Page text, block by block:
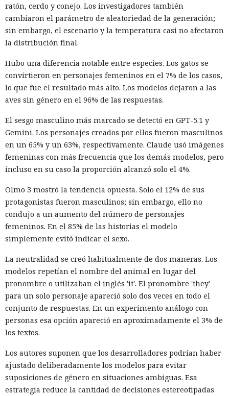
ratón, cerdo y conejo. Los investigadores también
cambiaron el parámetro de aleatoriedad de la generación;
sin embargo, el escenario y la temperatura casi no afectaron
la distribución final.
Hubo una diferencia notable entre especies. Los gatos se
convirtieron en personajes femeninos en el 7% de los casos,
lo que fue el resultado más alto. Los modelos dejaron a las
aves sin género en el 96% de las respuestas.
El sesgo masculino más marcado se detectó en GPT-5.1 y
Gemini. Los personajes creados por ellos fueron masculinos
en un 65% y un 63%, respectivamente. Claude usó imágenes
femeninas con más frecuencia que los demás modelos, pero
incluso en su caso la proporción alcanzó solo el 4%.
Olmo 3 mostró la tendencia opuesta. Solo el 12% de sus
protagonistas fueron masculinos; sin embargo, ello no
condujo a un aumento del número de personajes
femeninos. En el 85% de las historias el modelo
simplemente evitó indicar el sexo.
La neutralidad se creó habitualmente de dos maneras. Los
modelos repetían el nombre del animal en lugar del
pronombre o utilizaban el inglés 'it'. El pronombre 'they'
para un solo personaje apareció solo dos veces en todo el
conjunto de respuestas. En un experimento análogo con
personas esa opción apareció en aproximadamente el 3% de
los textos.
Los autores suponen que los desarrolladores podrían haber
ajustado deliberadamente los modelos para evitar
suposiciones de género en situaciones ambiguas. Esa
estrategia reduce la cantidad de decisiones estereotipadas